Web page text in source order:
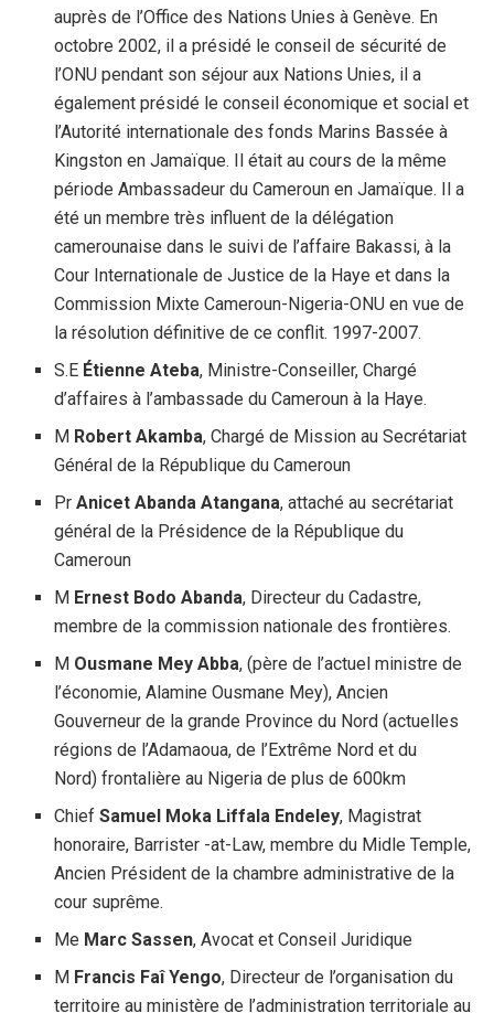
auprès de l’Office des Nations Unies à Genève. En
octobre 2002, il a présidé le conseil de sécurité de
l’ONU pendant son séjour aux Nations Unies, il a
également présidé le conseil économique et social et
l’Autorité internationale des fonds Marins Bassée à
Kingston en Jamaïque. Il était au cours de la même
période Ambassadeur du Cameroun en Jamaïque. Il a
été un membre très influent de la délégation
camerounaise dans le suivi de l’affaire Bakassi, à la
Cour Internationale de Justice de la Haye et dans la
Commission Mixte Cameroun-Nigeria-ONU en vue de
la résolution définitive de ce conflit. 1997-2007.
S.E Étienne Ateba, Ministre-Conseiller, Chargé
d’affaires à l’ambassade du Cameroun à la Haye.
M Robert Akamba, Chargé de Mission au Secrétariat
Général de la République du Cameroun
PrAnicet Abanda Atangana, attaché au secrétariat
général de la Présidence de la République du
Cameroun
M Ernest Bodo Abanda, Directeur du Cadastre,
membre de la commission nationale des frontières.
M Ousmane Mey Abba, (père de l’actuel ministre de
l’économie, Alamine Ousmane Mey), Ancien
Gouverneur de la grande Province du Nord (actuelles
régions de l’Adamaoua, de l’Extrême Nord et du
Nord) frontalière au Nigeria de plus de 600km
ChiefSamuel Moka Liffala Endeley, Magistrat
honoraire, Barrister -at-Law, membre du Midle Temple,
Ancien Président de la chambre administrative de la
cour suprême.
Me Marc Sassen, Avocat et Conseil Juridique
M Francis Faî Yengo, Directeur de l’organisation du
territoire au ministère de l’administration territoriale au